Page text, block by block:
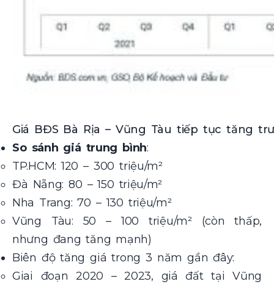
Giá BĐS Bà Rịa – Vũng Tàu tiếp tục tăng
So sánh giá trung bình:
TP.HCM: 120 – 300 triệu/m²
Đà Nẵng: 80 – 150 triệu/m²
Nha Trang: 70 – 130 triệu/m²
Vũng Tàu: 50 – 100 triệu/m² (còn thấp,
nhưng đang tăng mạnh)
Biên độ tăng giá trong 3 năm gần đây:
Giai đoạn 2020 – 2023, giá đất tại Vũng